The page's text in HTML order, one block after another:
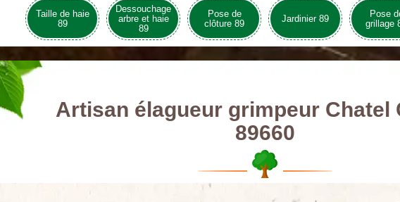
Taille de haie
89
Dessouchage
arbre et haie
89
Pose de
clôture 89
Jardinier 89
Pose
grillage
Artisan élagueur grimpeur Chatel
89660